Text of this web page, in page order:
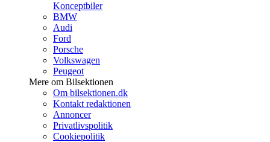
Konceptbiler
BMW
Audi
Ford
Porsche
Volkswagen
Peugeot
Mere om Bilsektionen
Om bilsektionen.dk
Kontakt redaktionen
Annoncer
Privatlivspolitik
Cookiepolitik